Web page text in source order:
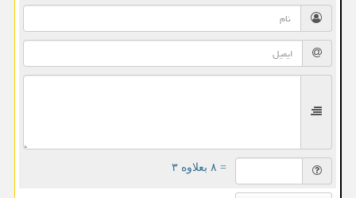
= ۸ بعلاوه ۳